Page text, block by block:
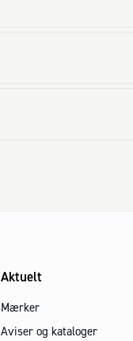
Aktuelt
Mærker
Aviser og kataloger